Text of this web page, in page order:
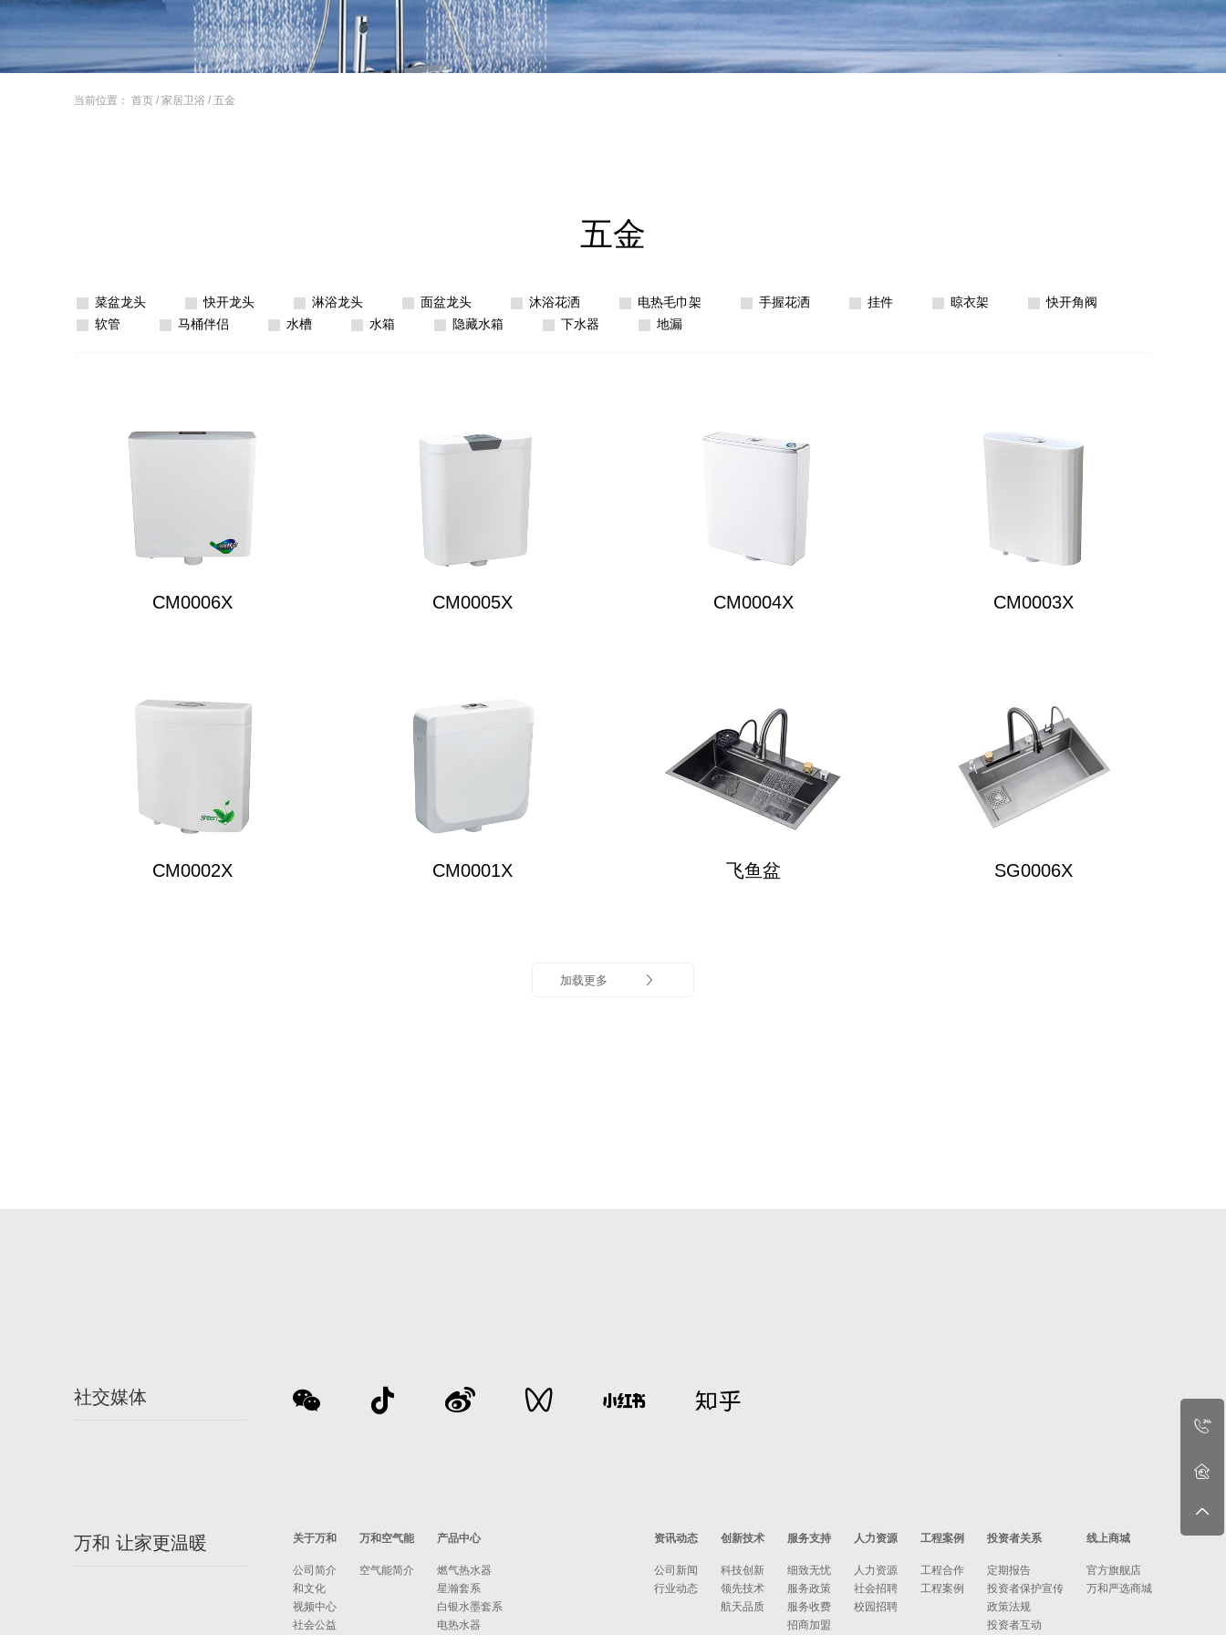
当前位置： 首页/ 家居卫浴 / 五金
五金
菜盆龙头 快开龙头 淋浴龙头 面盆龙头 沐浴花洒 电热毛巾架 手握花洒 挂件 晾衣架
快开角阀
软管
马桶伴侣 水槽 水箱 隐藏水箱 下水器 地漏
CM0006X CM0005X CM0004X CM0003X
CM0002X CM0001X 飞鱼盆 SG0006X
加载更多
社交媒体
万和 让家更温暖 关于万和
公司简介
和文化
视频中心
社会公益
万和空气能
空气能简介
产品中心
燃气热水器
星瀚套系
白银水墨套系
电热水器
资讯动态
公司新闻
行业动态
创新技术
科技创新
领先技术
航天品质
服务支持
细致无忧
服务政策
服务收费
招商加盟
人力资源
人力资源
社会招聘
校园招聘
工程案例
工程合作
工程案例
投资者关系
定期报告
投资者保护宣传
政策法规
投资者互动
线上商城
官方旗舰店
万和严选商城